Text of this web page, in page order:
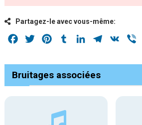
Partagez-le avec vous-même:
Facebook
Twitter PinterestTumblrLinkedInTelegram
VK
Bruitages associées